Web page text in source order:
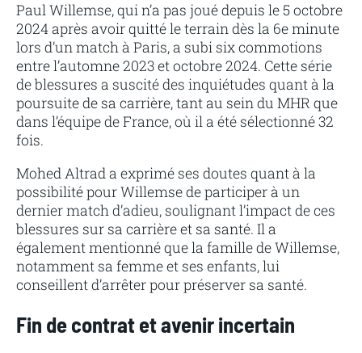
Paul Willemse, qui n’a pas joué depuis le 5 octobre
2024 après avoir quitté le terrain dès la 6e minute
lors d’un match à Paris, a subi six commotions
entre l’automne 2023 et octobre 2024. Cette série
de blessures a suscité des inquiétudes quant à la
poursuite de sa carrière, tant au sein du MHR que
dans l’équipe de France, où il a été sélectionné 32
fois.
Mohed Altrad a exprimé ses doutes quant à la
possibilité pour Willemse de participer à un
dernier match d’adieu, soulignant l’impact de ces
blessures sur sa carrière et sa santé. Il a
également mentionné que la famille de Willemse,
notamment sa femme et ses enfants, lui
conseillent d’arrêter pour préserver sa santé.
Fin de contrat et avenir incertain